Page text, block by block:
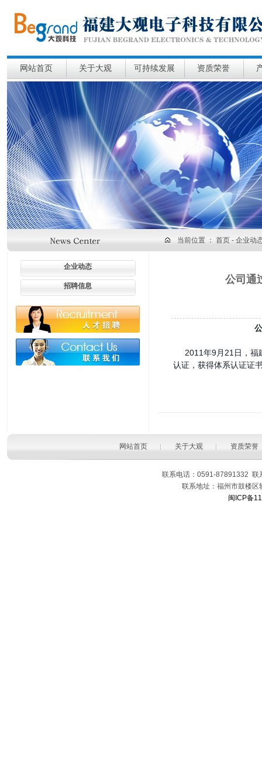
网站首页 关于大观 可持续发展 资质荣誉
当前位置 ： 首页 - 企业动
企业动态
招聘信息
公司通
2011年9月21日，福
认证，获得体系认证证
网站首页 关于大观 资质荣誉
联系电话：0591-87891332 联
联系地址：福州市鼓楼
闽ICP备